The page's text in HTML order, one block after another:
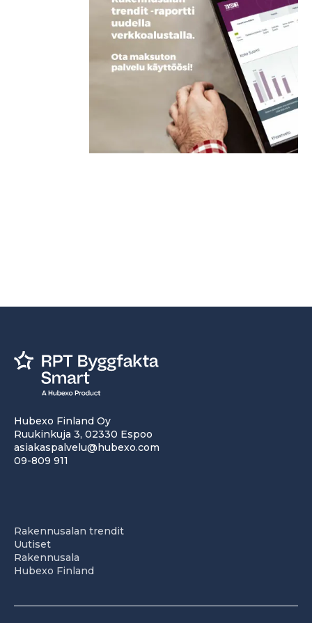
Hubexo Finland Oy
Ruukinkuja 3, 02330 Espoo
asiakaspalvelu@hubexo.com
09-809 911
Rakennusalan trendit
Uutiset
Rakennusala
Hubexo Finland